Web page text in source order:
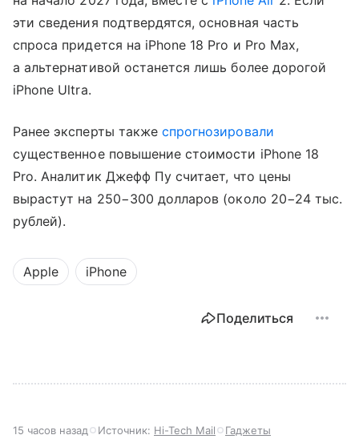
эти сведения подтвердятся, основная часть
спроса придется на iPhone 18 Pro и Pro Max,
а альтернативой останется лишь более дорогой
iPhone Ultra.
Ранее эксперты такжеспрогнозировали
существенное повышение стоимости iPhone 18
Pro. Аналитик Джефф Пу считает, что цены
вырастут на 250−300 долларов (около 20−24 тыс.
рублей).
Apple iPhone
Поделиться
15 часов назад Источник: Hi-Tech Mail Гаджеты